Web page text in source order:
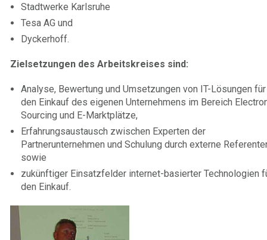
Stadtwerke Karlsruhe
Tesa AG und
Dyckerhoff.
Zielsetzungen des Arbeitskreises sind:
Analyse, Bewertung und Umsetzungen von IT-Lösungen für
den Einkauf des eigenen Unternehmens im Bereich
Sourcing und E-Marktplätze,
Erfahrungsaustausch zwischen Experten der
Partnerunternehmen und Schulung durch externe
sowie
zukünftiger Einsatzfelder internet-basierter Technologien
den Einkauf.